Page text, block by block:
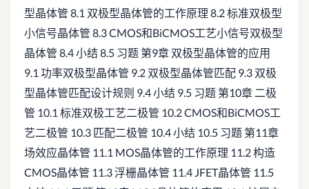
型晶体管 8.1 双极型晶体管的工作原理 8.2 标准双极型
小信号晶体管 8.3 CMOS和BiCMOS工艺小信号双极型
晶体管 8.4 小结 8.5 习题 第9章 双极型晶体管的应用
9.1 功率双极型晶体管 9.2 双极型晶体管匹配 9.3 双极
型晶体管匹配设计规则 9.4 小结 9.5 习题 第10章 二极
管 10.1 标准双极工艺二极管 10.2 CMOS和BiCMOS工
艺二极管 10.3 匹配二极管 10.4 小结 10.5 习题 第11章
场效应晶体管 11.1 MOS晶体管的工作原理 11.2 构造
CMOS晶体管 11.3 浮栅晶体管 11.4 JFET晶体管 11.5